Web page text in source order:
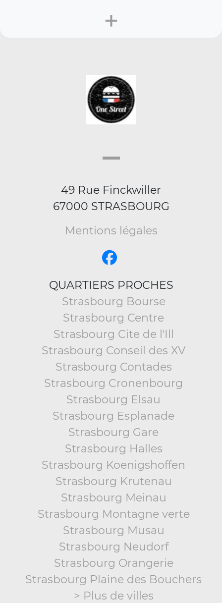
+
49 Rue Finckwiller
67000 STRASBOURG
Mentions légales
QUARTIERS PROCHES
Strasbourg Bourse
Strasbourg Centre
Strasbourg Cite de l'Ill
Strasbourg Conseil des XV
Strasbourg Contades
Strasbourg Cronenbourg
Strasbourg Elsau
Strasbourg Esplanade
Strasbourg Gare
Strasbourg Halles
Strasbourg Koenigshoffen
Strasbourg Krutenau
Strasbourg Meinau
Strasbourg Montagne verte
Strasbourg Musau
Strasbourg Neudorf
Strasbourg Orangerie
Strasbourg Plaine des Bouchers
> Plus de villes